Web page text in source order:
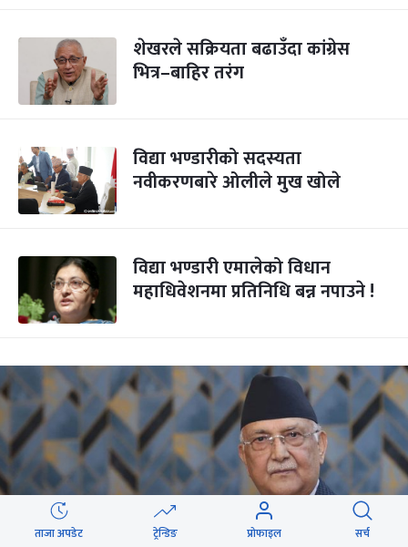
शेखरले सक्रियता बढाउँदा कांग्रेस
भित्र–बाहिर तरंग
विद्या भण्डारीको सदस्यता
नवीकरणबारे ओलीले मुख खोले
विद्या भण्डारी एमालेको विधान
महाधिवेशनमा प्रतिनिधि बन्न नपाउने !
ताजा अपडेट ट्रेन्डिङ प्रोफाइल सर्च